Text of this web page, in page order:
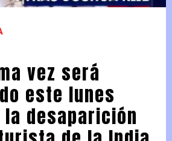
vez será
este lunes
desaparición